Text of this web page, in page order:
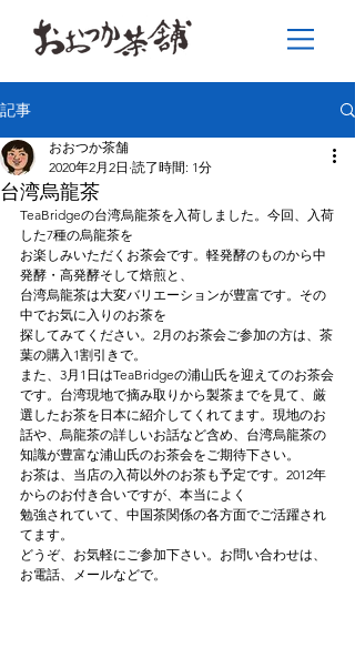
記事
台湾烏龍茶
おおつか茶舗
2020年2月2日 読了時間: 1分
TeaBridgeの台湾烏龍茶を入荷しました。今回、入荷
した7種の烏龍茶を
お楽しみいただくお茶会です。軽発酵のものから中
発酵・高発酵そして焙煎と、
台湾烏龍茶は大変バリエーションが豊富です。その
中でお気に入りのお茶を
探してみてください。2月のお茶会ご参加の方は、茶
葉の購入1割引きで。
また、3月1日はTeaBridgeの浦山氏を迎えてのお茶会
です。台湾現地で摘み取りから製茶までを見て、厳
選したお茶を日本に紹介してくれてます。現地のお
話や、烏龍茶の詳しいお話など含め、台湾烏龍茶の
知識が豊富な浦山氏のお茶会をご期待下さい。
お茶は、当店の入荷以外のお茶も予定です。2012年
からのお付き合いですが、本当によく
勉強されていて、中国茶関係の各方面でご活躍され
てます。
どうぞ、お気軽にご参加下さい。お問い合わせは、
お電話、メールなどで。